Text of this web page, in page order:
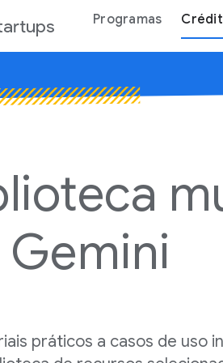
Programas
Gemini
práticos a casos de uso